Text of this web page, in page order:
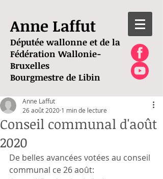
Anne Laffut
Députée wallonne et de la
Fédération Wallonie-
Bruxelles
Bourgmestre de Libin
Conseil communal d'août
2020
Anne Laffut
26 août 2020 1 min de lecture
De belles avancées votées au conseil
communal ce 26 août: